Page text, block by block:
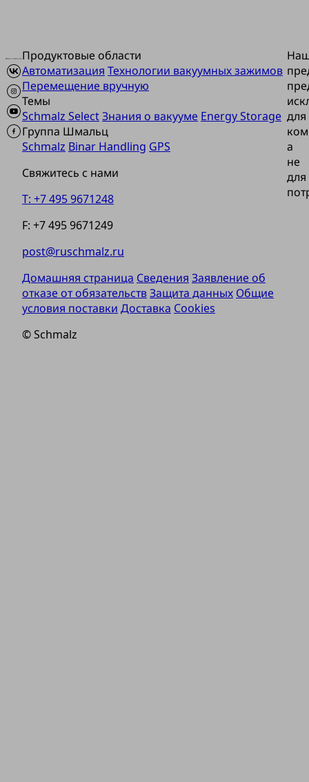
Продуктовые области
Автоматизация Технологии вакуумных зажимов
Перемещение вручную
Темы
Schmalz SelectЗнания о вакууме Energy Storage
Группа Шмальц
Schmalz Binar Handling GPS
Свяжитесь с нами
T: +7 495 9671248
F: +7 495 9671249
post@ruschmalz.ru
для
а
не
для
Домашняя страница Сведения Заявление об
отказе от обязательствЗащита данных Общие
условия поставки Доставка Cookies
© Schmalz